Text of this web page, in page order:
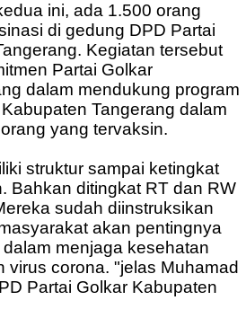
ini, ada 1.500 orang
di gedung DPD Partai
Kegiatan tersebut
Partai Golkar
dalam mendukung program
Tangerang dalam
yang tervaksin.
struktur sampai ketingkat
Bahkan ditingkat RT dan RW
sudah diinstruksikan
akan pentingnya
menjaga kesehatan
virus corona. "jelas Muhamad
Partai Golkar Kabupaten